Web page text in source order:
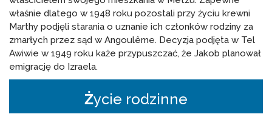
właśnie dlatego w 1948 roku pozostali przy życiu krewni
Marthy podjęli starania o uznanie ich członków rodziny za
zmarłych przez sąd w Angoulême. Decyzja podjęta w Tel
Awiwie w 1949 roku każe przypuszczać, że Jakob planował
emigrację do Izraela.
Życie rodzinne